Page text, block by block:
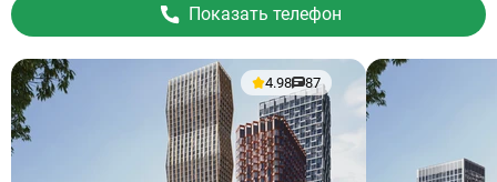
Показать телефон
4.98 87